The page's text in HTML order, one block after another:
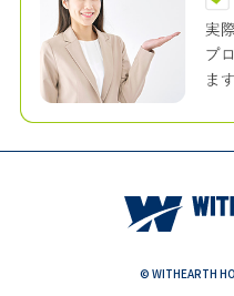
© WITHEARTH